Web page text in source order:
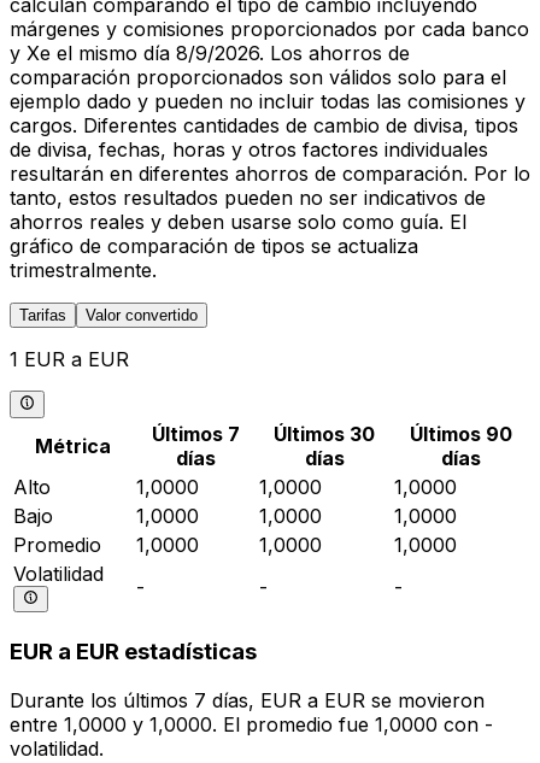
calculan comparando el tipo de cambio incluyendo
márgenes y comisiones proporcionados por cada banco
y Xe el mismo día 8/9/2026. Los ahorros de
comparación proporcionados son válidos solo para el
ejemplo dado y pueden no incluir todas las comisiones y
cargos. Diferentes cantidades de cambio de divisa, tipos
de divisa, fechas, horas y otros factores individuales
resultarán en diferentes ahorros de comparación. Por lo
tanto, estos resultados pueden no ser indicativos de
ahorros reales y deben usarse solo como guía. El
gráfico de comparación de tipos se actualiza
trimestralmente.
Tarifas Valor convertido
1 EUR a EUR
Métrica
Últimos 7
días
Últimos 30
días
Últimos 90
días
Alto
1,0000 1,0000
1,0000
Bajo
1,0000 1,0000
1,0000
Promedio
1,0000 1,0000
1,0000
Volatilidad
- - -
EUR a EUR estadísticas
Durante los últimos 7 días, EUR a EUR se movieron
entre 1,0000 y 1,0000. El promedio fue 1,0000 con -
volatilidad.